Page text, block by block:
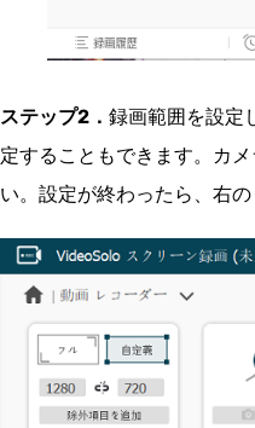
ステップ2． 録画範囲を設定
定することもできます。カ
い。設定が終わったら、右